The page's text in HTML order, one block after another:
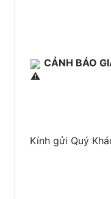
CẢNH BÁO
Kính gửi Quý